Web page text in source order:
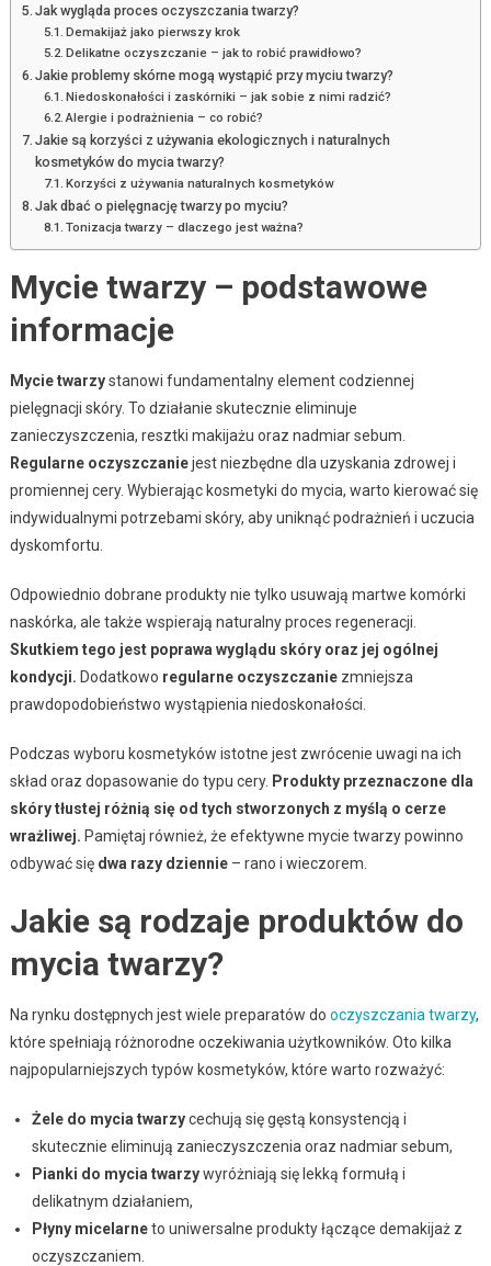
Jak wygląda proces oczyszczania twarzy?
Demakijaż jako pierwszy krok
Delikatne oczyszczanie – jak to robić prawidłowo?
Jakie problemy skórne mogą wystąpić przy myciu twarzy?
Niedoskonałości i zaskórniki – jak sobie z nimi radzić?
Alergie i podrażnienia – co robić?
Jakie są korzyści z używania ekologicznych i naturalnych
kosmetyków do mycia twarzy?
Korzyści z używania naturalnych kosmetyków
Jak dbać o pielęgnację twarzy po myciu?
Tonizacja twarzy – dlaczego jest ważna?
Mycie twarzy – podstawowe
informacje
Mycie twarzystanowi fundamentalny element codziennej
pielęgnacji skóry. To działanie skutecznie eliminuje
zanieczyszczenia, resztki makijażu oraz nadmiar sebum.
Regularne oczyszczaniejest niezbędne dla uzyskania zdrowej i
promiennej cery. Wybierając kosmetyki do mycia, warto kierować się
indywidualnymi potrzebami skóry, aby uniknąć podrażnień i uczucia
dyskomfortu.
Odpowiednio dobrane produkty nie tylko usuwają martwe komórki
naskórka, ale także wspierają naturalny proces regeneracji.
Skutkiem tego jest poprawa wyglądu skóry oraz jej ogólnej
kondycji. Dodatkowo regularne oczyszczaniezmniejsza
prawdopodobieństwo wystąpienia niedoskonałości.
Podczas wyboru kosmetyków istotne jest zwrócenie uwagi na ich
skład oraz dopasowanie do typu cery. Produkty przeznaczone dla
skóry tłustej różnią się od tych stworzonych z myślą o cerze
wrażliwej. Pamiętaj również, że efektywne mycie twarzy powinno
odbywać się dwa razy dziennie– rano i wieczorem.
Jakie są rodzaje produktów do
mycia twarzy?
Na rynku dostępnych jest wiele preparatów do oczyszczania twarzy,
które spełniają różnorodne oczekiwania użytkowników. Oto kilka
najpopularniejszych typów kosmetyków, które warto rozważyć:
Żele do mycia twarzycechują się gęstą konsystencją i
skutecznie eliminują zanieczyszczenia oraz nadmiar sebum,
Pianki do mycia twarzywyróżniają się lekką formułą i
delikatnym działaniem,
Płyny micelarneto uniwersalne produkty łączące demakijaż z
oczyszczaniem.